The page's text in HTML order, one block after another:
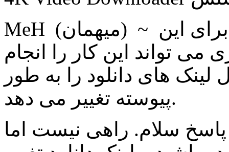
MeH (ميهمان) ~ 1398/08/3 پاسخ نه راه حلی برای این
تواند این کار را انجام
های دانلود را به طور
پیوسته تغییر می دهد.
(ميهمان) ~ 1398/11/10 پاسخ سلام. راهی نیست اما